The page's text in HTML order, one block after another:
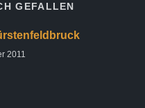
GEFALLEN
2011